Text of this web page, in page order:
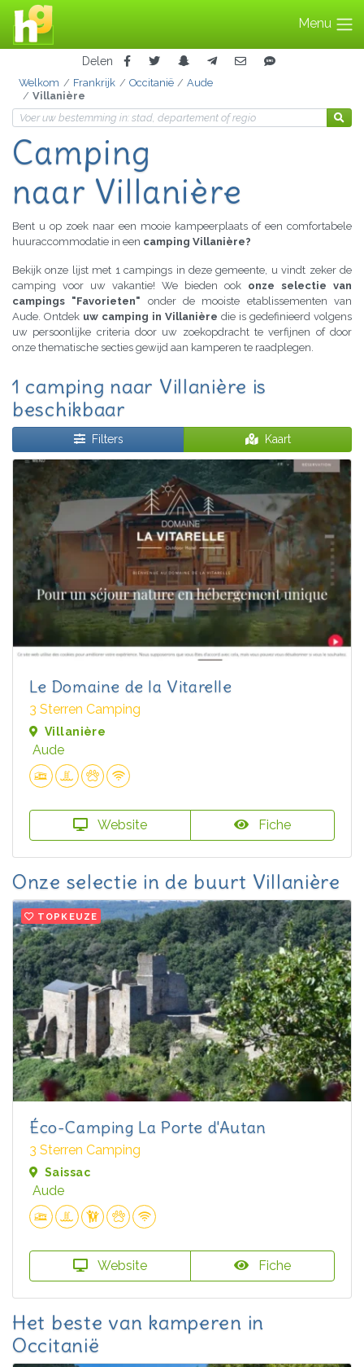
Menu
Delen
Welkom Frankrijk Occitanië
Aude
Villanière
Camping
naar Villanière
Bent u op zoek naar een mooie kampeerplaats of een comfortabele
huuraccommodatie in een camping Villanière?
Bekijk onze lijst met 1 campings in deze gemeente, u vindt zeker de
camping voor uw vakantie! We bieden ook onze selectie van
campings "Favorieten" onder de mooiste etablissementen van
Aude. Ontdek uw camping in Villanière die is gedefinieerd volgens
uw persoonlijke criteria door uw zoekopdracht te verfijnen of door
onze thematische secties gewijd aan kamperen te raadplegen.
1 camping naar Villanière is
beschikbaar
Filters Kaart
Le Domaine de la Vitarelle
3 Sterren Camping
Villanière
Aude
Website Fiche
Onze selectie in de buurt Villanière
TOPKEUZE
Éco-Camping La Porte d'Autan
3 Sterren Camping
Saissac
Aude
Website Fiche
Het beste van kamperen in
Occitanië